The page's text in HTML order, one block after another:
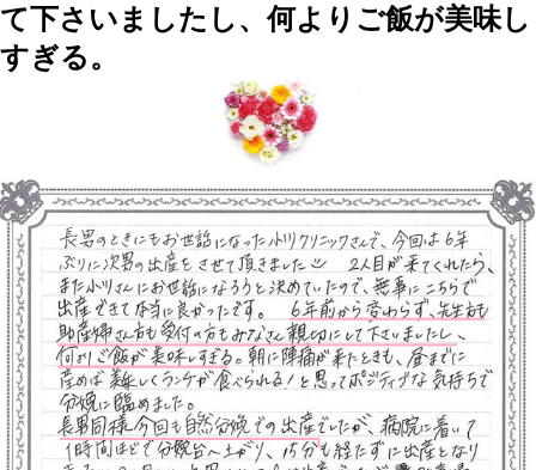
て下さいましたし、何よりご飯が美味し
すぎる。